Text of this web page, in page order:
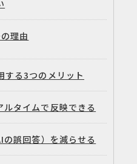
理由
する3つのメリット
タイムで反映できる
誤回答）を減らせる